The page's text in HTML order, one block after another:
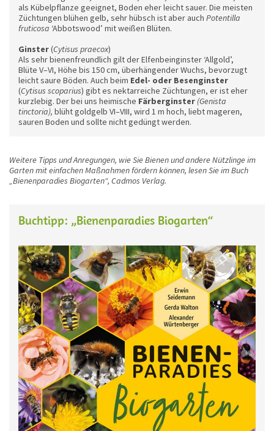
als Kübelpflanze geeignet, Boden eher leicht sauer. Die meisten
Züchtungen blühen gelb, sehr hübsch ist aber auch Potentilla
fruticosa ‘Abbotswood’ mit weißen Blüten.
Ginster(Cytisus praecox)
Als sehr bienenfreundlich gilt der Elfenbeinginster ‘Allgold’,
Blüte V–VI, Höhe bis 150 cm, überhängender Wuchs, bevorzugt
leicht saure Böden. Auch beim Edel- oder Besenginster
(Cytisus scoparius) gibt es nektarreiche Züchtungen, er ist eher
kurzlebig. Der bei uns heimische Färberginster (Genista
tinctoria), blüht goldgelb VI–VIII, wird 1 m hoch, liebt mageren,
sauren Boden und sollte nicht gedüngt werden.
Weitere Tipps und Anregungen, wie Sie Bienen und andere Nützlinge im
Garten mit einfachen Maßnahmen fördern können, lesen Sie im Buch
„Bienenparadies Biogarten“, Cadmos Verlag.
Buchtipp: „Bienenparadies Biogarten“